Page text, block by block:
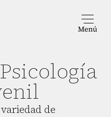
Psicología
de